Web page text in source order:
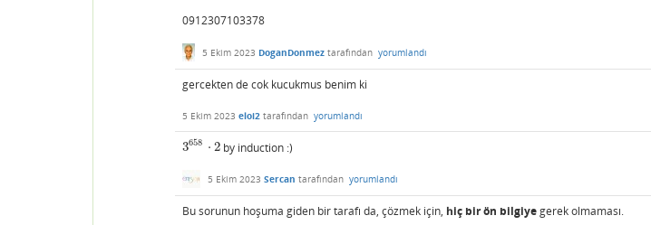
0912307103378
5 Ekim 2023 DoganDonmez tarafından yorumlandı
gercekten de cok kucukmus benim ki
5 Ekim 2023 eloi2 tarafından yorumlandı
3658 ⋅ 2
3658 ⋅ 2by induction :)
5 Ekim 2023 Sercan tarafından yorumlandı
Bu sorunun hoşuma giden bir tarafı da, çözmek için, hiç bir ön bilgiyegerek olmaması.